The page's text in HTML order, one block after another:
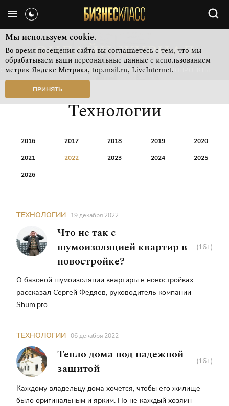
СВЕЖИЙ НОМЕР РУБРИКИ ЖУРНАЛА ФОТОПРОЕКТЫ
Мы используем cookie.
Во время посещения сайта вы соглашаетесь с тем, что мы
обрабатываем ваши персональные данные с использованием
метрик Яндекс Метрика, top.mail.ru, LiveInternet.
ПРИНЯТЬ
Технологии
2016 2017 2018 2019 2020
2021 2022 2023 2024 2025
2026
ТЕХНОЛОГИИ 19 декабря 2022
Что не так с
шумоизоляцией квартир в
новостройке?
(16+)
О базовой шумоизоляции квартиры в новостройках
рассказал Сергей Федяев, руководитель компании
Shum.pro
ТЕХНОЛОГИИ 06 декабря 2022
Тепло дома под надежной
защитой
(16+)
Каждому владельцу дома хочется, чтобы его жилище
было оригинальным и ярким. Но не каждый хозяин